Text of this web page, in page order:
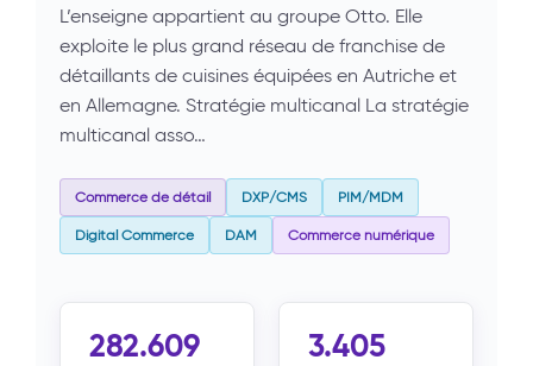
L’enseigne appartient au groupe Otto. Elle
exploite le plus grand réseau de franchise de
détaillants de cuisines équipées en Autriche et
en Allemagne. Stratégie multicanal La stratégie
multicanal asso…
Commerce de détail DXP/CMS PIM/MDM
Digital Commerce DAM Commerce numérique
282.609 3.405